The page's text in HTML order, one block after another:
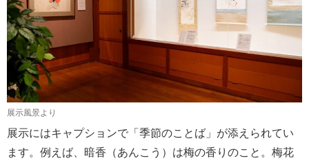
展示風景より
展示にはキャプションで「季節のことば」が添えられてい
ます。例えば、暗香（あんこう）は梅の香りのこと。梅花